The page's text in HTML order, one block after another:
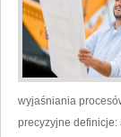
wyjaśniania
precyzyjne definicje: